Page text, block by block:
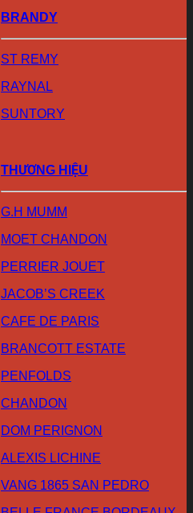
BRANDY
ST REMY
RAYNAL
SUNTORY
THƯƠNG HIỆU
G.H MUMM
MOET CHANDON
PERRIER JOUET
JACOB’S CREEK
CAFE DE PARIS
BRANCOTT ESTATE
PENFOLDS
CHANDON
DOM PERIGNON
ALEXIS LICHINE
VANG 1865 SAN PEDRO